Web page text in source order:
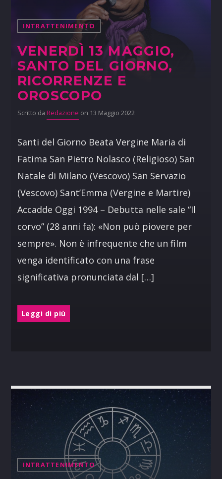
INTRATTENIMENTO
VENERDÌ 13 MAGGIO,
SANTO DEL GIORNO,
RICORRENZE E
OROSCOPO
Scritto da Redazione on 13 Maggio 2022
Santi del Giorno Beata Vergine Maria di
Fatima San Pietro Nolasco (Religioso) San
Natale di Milano (Vescovo) San Servazio
(Vescovo) Sant’Emma (Vergine e Martire)
Accadde Oggi 1994 – Debutta nelle sale “Il
corvo” (28 anni fa): «Non può piovere per
sempre». Non è infrequente che un film
venga identificato con una frase
significativa pronunciata dal […]
Leggi di più
INTRATTENIMENTO